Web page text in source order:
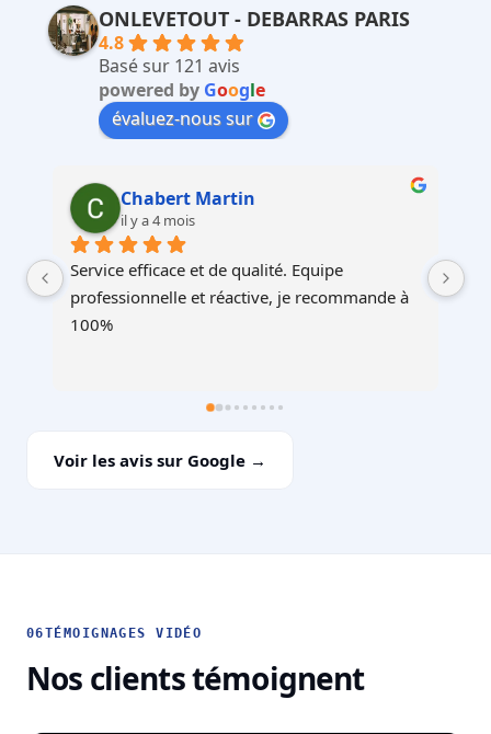
ONLEVETOUT - DEBARRAS PARIS
4.8
Basé sur 121 avis
powered by Google
évaluez-nous sur
Martin Faliu
il y a 4 mois
Service au top, devis ultra rapide et cohérent,
équipes professionnelles et soignéesJe
recommande !
Voir les avis sur Google →
06TÉMOIGNAGES VIDÉO
Nos clients témoignent